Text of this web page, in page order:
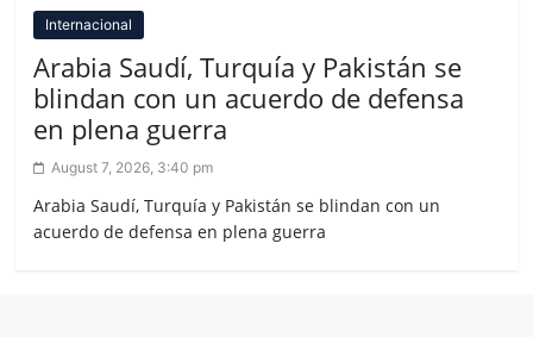
Internacional
Arabia Saudí, Turquía y Pakistán se
blindan con un acuerdo de defensa
en plena guerra
August 7, 2026, 3:40 pm
Arabia Saudí, Turquía y Pakistán se blindan con un
acuerdo de defensa en plena guerra